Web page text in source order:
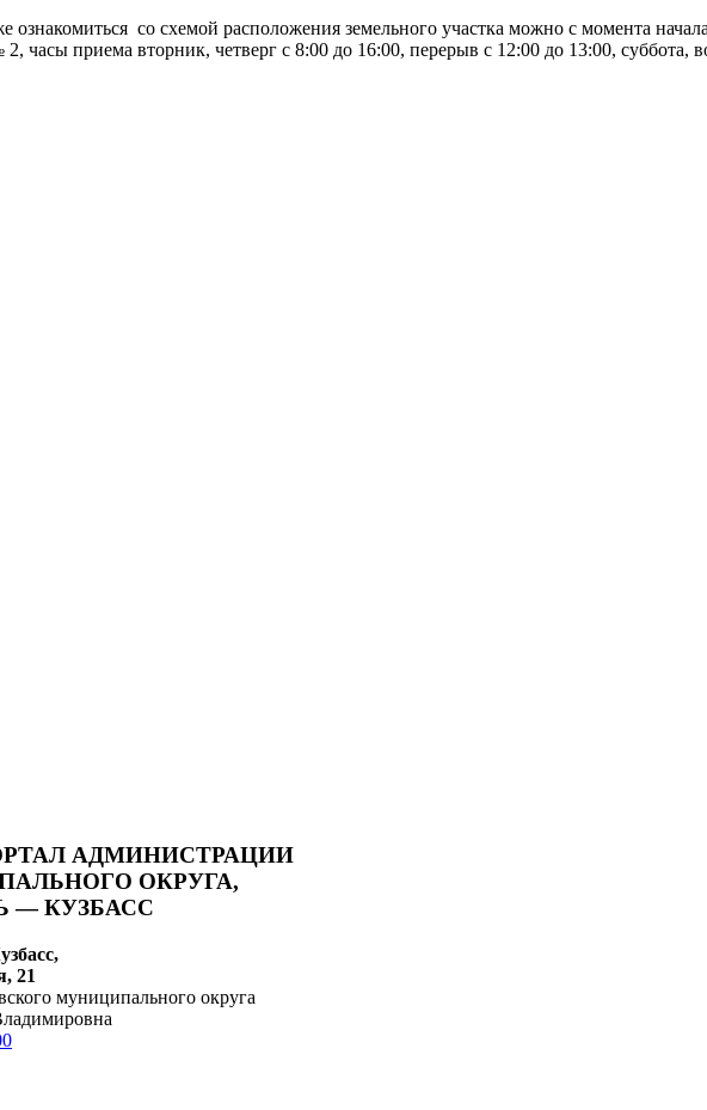
со схемой расположения земельного участка можно с момента
часы приема вторник, четверг с 8:00 до 16:00, перерыв с 12:00 до 13:00,
АДМИНИСТРАЦИИ
ОКРУГА,
— КУЗБАСС
21
муниципального округа